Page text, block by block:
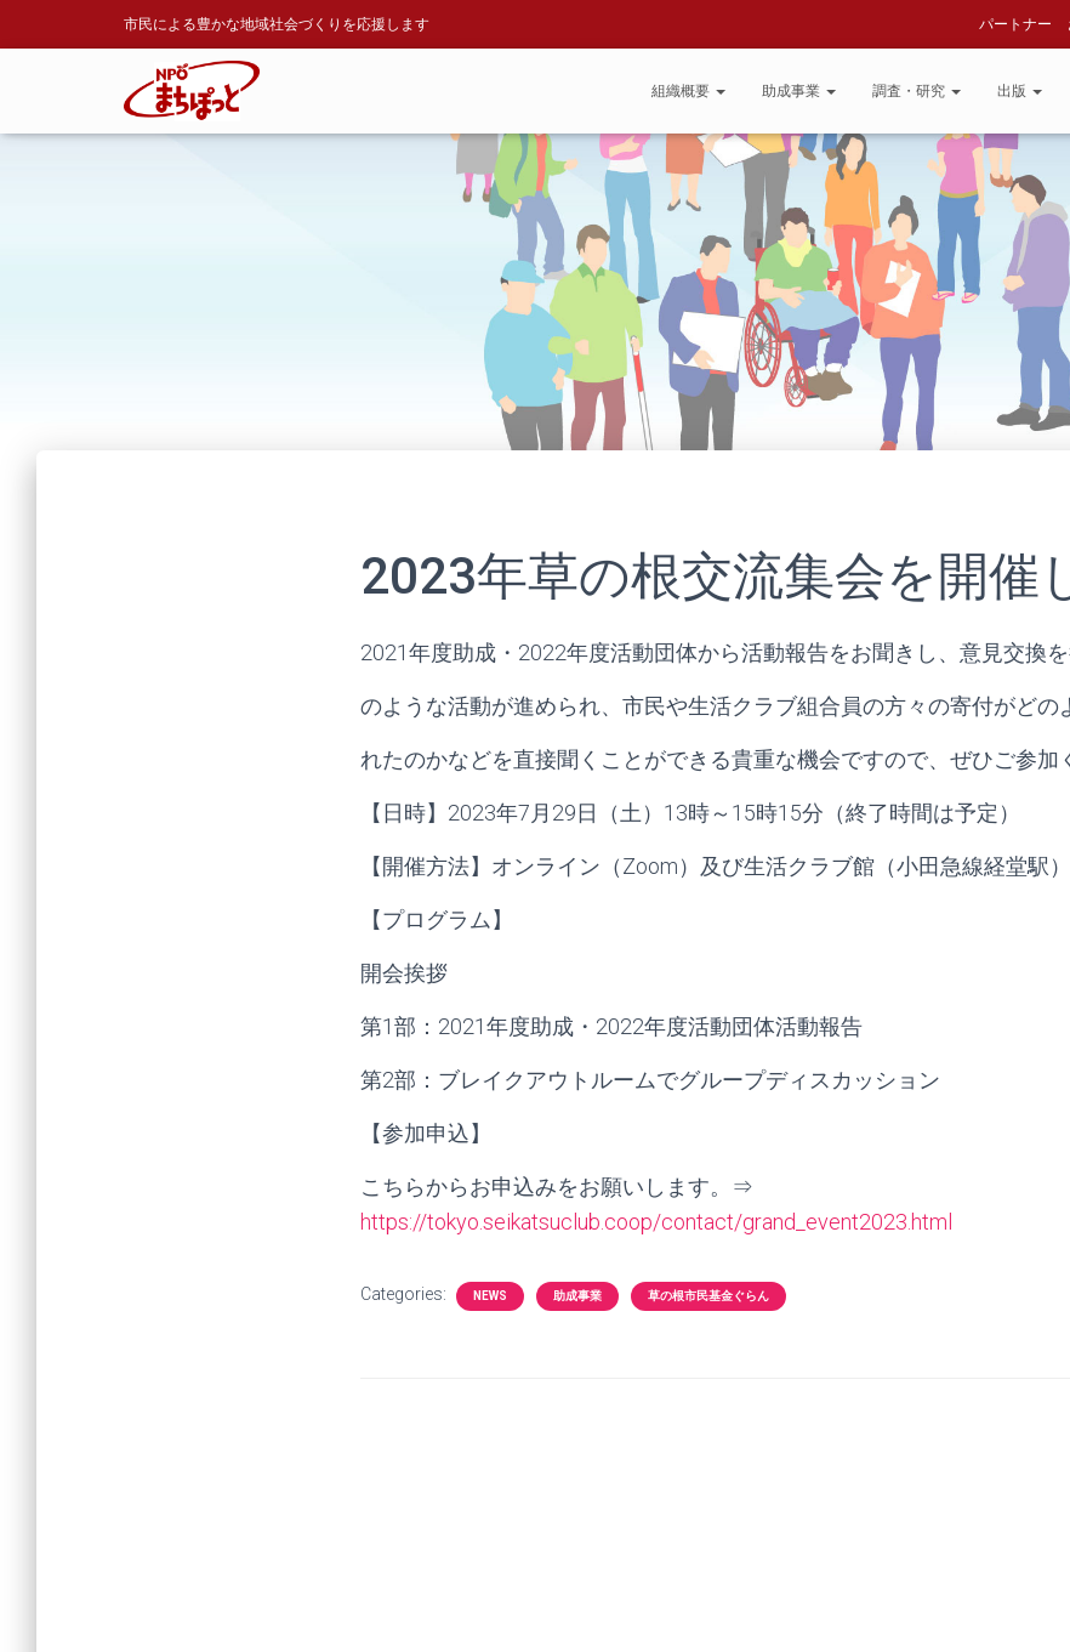
市民による豊かな地域社会づくりを応援します パートナー
組織概要 助成事業 調査・研究 出版
2023年草の根交流集会を開催
2021年度助成・2022年度活動団体から活動報告をお聞きし、意見交換
のような活動が進められ、市民や生活クラブ組合員の方々の寄付がどの
れたのかなどを直接聞くことができる貴重な機会ですので、ぜひご参加
【日時】2023年7月29日（土）13時～15時15分（終了時間は予定）
【開催方法】オンライン（Zoom）及び生活クラブ館（小田急線経堂駅）
【プログラム】
開会挨拶
第1部：2021年度助成・2022年度活動団体活動報告
第2部：ブレイクアウトルームでグループディスカッション
【参加申込】
こちらからお申込みをお願いします。⇒
https://tokyo.seikatsuclub.coop/contact/grand_event2023.html
Categories: NEWS 助成事業 草の根市民基金ぐらん